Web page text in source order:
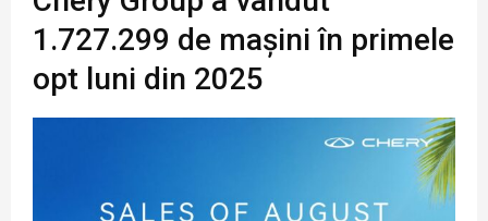
1.727.299 de mașini în primele
opt luni din 2025